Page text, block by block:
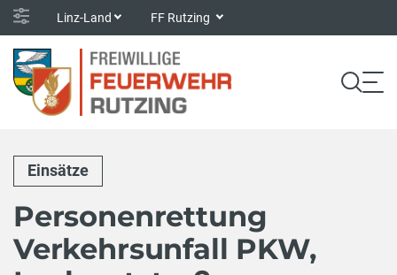
Linz-Land FF Rutzing
Einsätze
Personenrettung
Verkehrsunfall PKW,